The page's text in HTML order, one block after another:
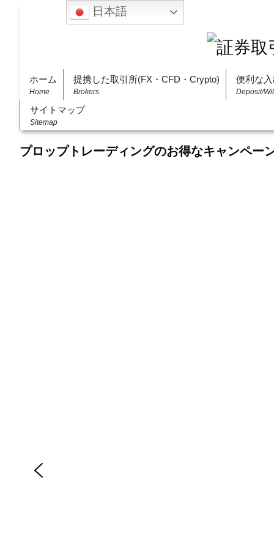
ホーム
Home
提携した取引所(FX・CFD・Crypto)
Brokers
便利な
Deposit/
サイトマップ
Sitemap
プロップトレーディングのお得なキャンペー
日本語